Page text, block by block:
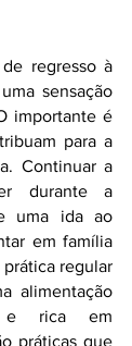
regresso à
sensação
importante é
para a
Continuar a
durante a
uma ida ao
em família
regular
alimentação
e rica em
práticas que